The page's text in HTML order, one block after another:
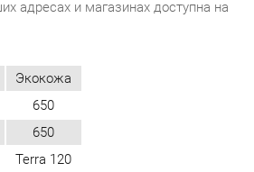
440
0.15
11.5